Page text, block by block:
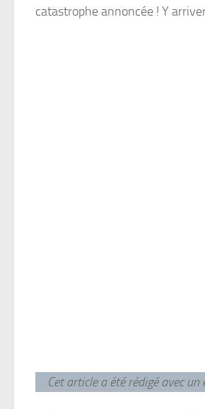
catastrophe annoncée ! Y
Cet article a été rédigé avec